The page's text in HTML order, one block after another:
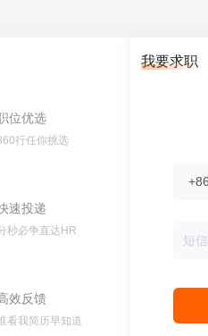
位优选
行任你挑选
速投递
秒必争直达HR
效反馈
看我简历早知道
我要求职